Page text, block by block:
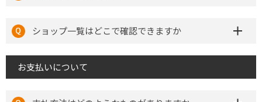
ショップ一覧はどこで確認できますか
お支払いについて